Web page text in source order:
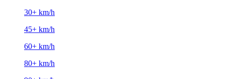
30+ km/h
45+ km/h
60+ km/h
80+ km/h